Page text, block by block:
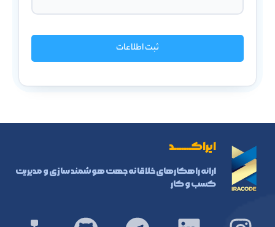
ثبت اطلاعات
ایراکـــــــد
ارائه راهکارهای خلاقانه جهت هوشمند سازی و مدیریت
کسب و کار